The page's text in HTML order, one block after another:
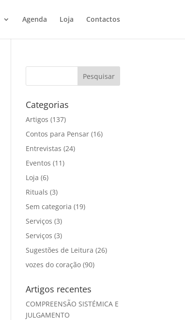
Agenda Loja Contactos
Categorias
Artigos (137)
Contos para Pensar (16)
Entrevistas (24)
Eventos (11)
Loja (6)
Rituals (3)
Sem categoria (19)
Serviços (3)
Serviços (3)
Sugestões de Leitura (26)
vozes do coração (90)
Artigos recentes
COMPREENSÃO SISTÉMICA E
JULGAMENTO